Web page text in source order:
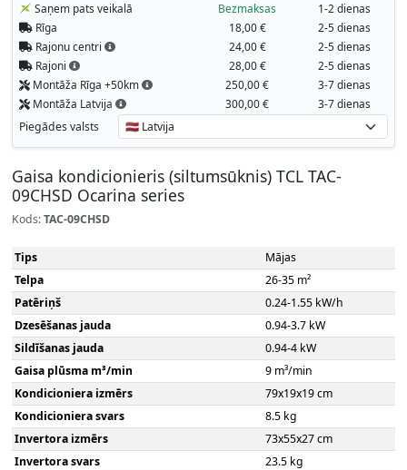
Saņem pats veikalā Bezmaksas
1-2 dienas
Rīga
18,00 €
2-5 dienas
Rajonu centri
24,00 €
2-5 dienas
Rajoni
28,00 €
2-5 dienas
Montāža Rīga +50km
250,00 €
3-7 dienas
Montāža Latvija
300,00 € 3-7 dienas
Piegādes valsts
Gaisa kondicionieris (siltumsūknis) TCL TAC-
09CHSD Ocarina series
Kods:TAC-09CHSD
Tips
Mājas
Telpa
26-35 m²
Patēriņš
0.24-1.55 kW/h
Dzesēšanas jauda
0.94-3.7 kW
Sildīšanas jauda
0.94-4 kW
Gaisa plūsma m³/min
9 m³/min
Kondicioniera izmērs
79x19x19 cm
Kondicioniera svars
8.5 kg
Invertora izmērs
73x55x27 cm
Invertora svars
23.5 kg